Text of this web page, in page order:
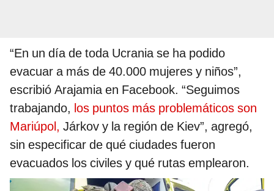
“En un día de toda Ucrania se ha podido
evacuar a más de 40.000 mujeres y niños”,
escribió Arajamia en Facebook. “Seguimos
trabajando, los puntos más problemáticos son
Mariúpol, Járkov y la región de Kiev”, agregó,
sin especificar de qué ciudades fueron
evacuados los civiles y qué rutas emplearon.